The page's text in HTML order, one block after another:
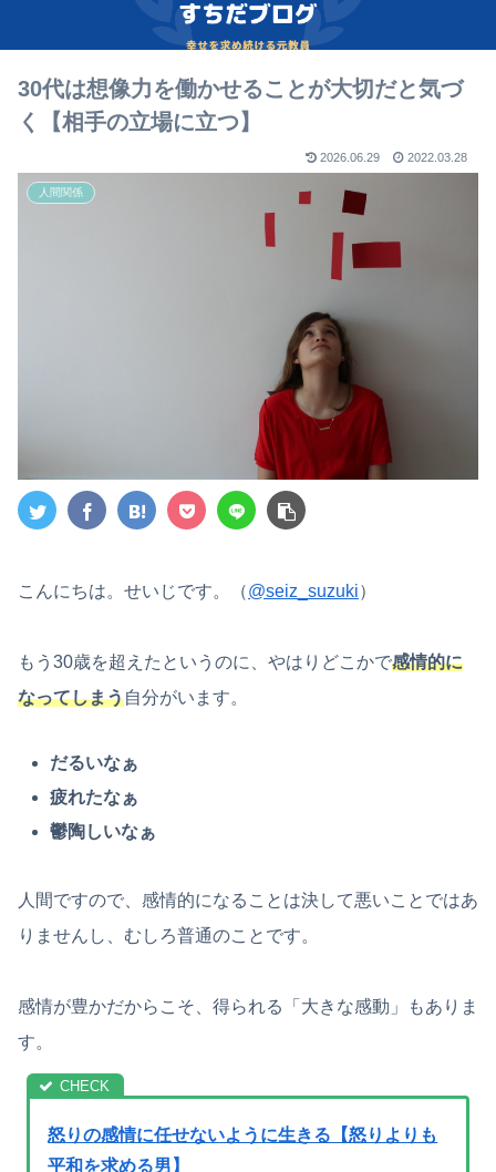
30代は想像力を働かせることが大切だと気づ
く【相手の立場に立つ】
2026.06.29 2022.03.28
人間関係
こんにちは。せいじです。（@seiz_suzuki）
もう30歳を超えたというのに、やはりどこかで感情的に
なってしまう自分がいます。
だるいなぁ
疲れたなぁ
鬱陶しいなぁ
人間ですので、感情的になることは決して悪いことではあ
りませんし、むしろ普通のことです。
感情が豊かだからこそ、得られる「大きな感動」もありま
す。
怒りの感情に任せないように生きる【怒りよりも
平和を求める男】